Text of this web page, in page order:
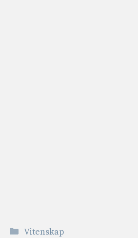
Kategorier
Vitenskap